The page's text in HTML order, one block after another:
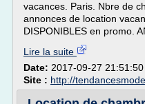
vacances. Paris. Nbre de
annonces de location
DISPONIBLES en promo.
Lire la suite
Date: 2017-09-27 21:51:50
Site : http://